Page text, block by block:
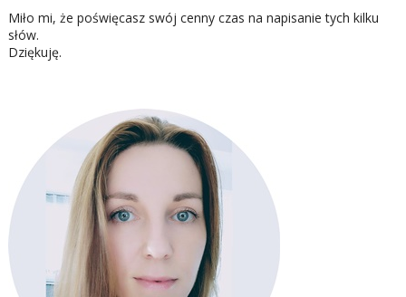
Miło mi, że poświęcasz swój cenny czas na napisanie tych kilku
słów.
Dziękuję.